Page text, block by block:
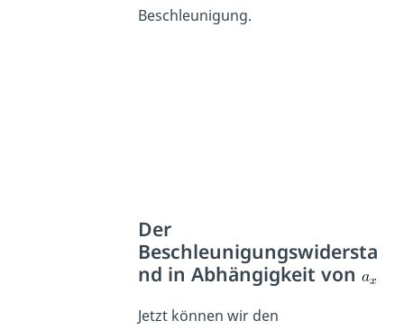
Beschleunigung.
Der
Beschleunigungswidersta
nd in Abhängigkeit von
Jetzt können wir den